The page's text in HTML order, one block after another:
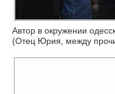
Автор в окружении
(Отец Юрия, между